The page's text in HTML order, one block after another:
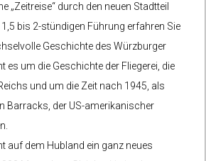
„Zeitreise“ durch den neuen Stadtteil
bis 2-stündigen Führung erfahren Sie
Geschichte des Würzburger
es um die Geschichte der Fliegerei, die
und um die Zeit nach 1945, als
Barracks, der US-amerikanischer
auf dem Hubland ein ganz neues